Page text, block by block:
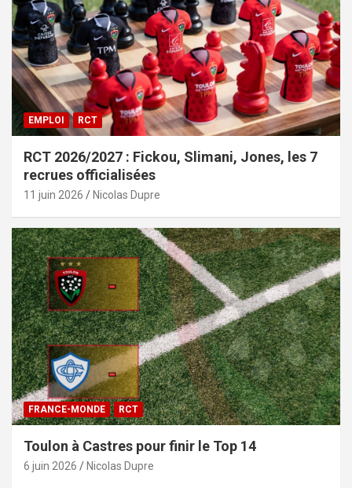
EMPLOI RCT
RCT 2026/2027 : Fickou, Slimani, Jones, les 7
recrues officialisées
11 juin 2026 Nicolas Dupre
FRANCE-MONDE RCT
Toulon à Castres pour finir le Top 14
6 juin 2026 Nicolas Dupre